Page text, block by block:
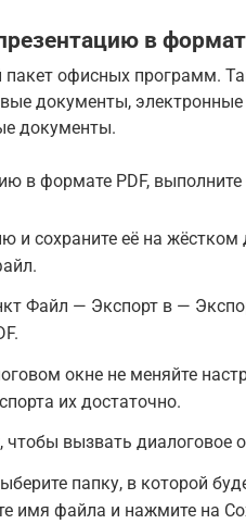
в
пакет офисных программ.
документы,
документы.
в формате PDF,
и сохраните её на
Файл — Экспорт в —
окне не меняйте
их достаточно.
чтобы вызвать диалоговое
папку, в которой
имя файла и нажмите на